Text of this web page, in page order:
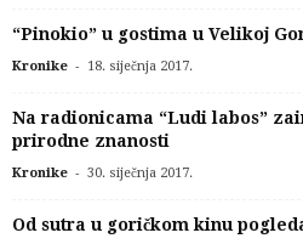
“Pinokio” u gostima u Velikoj
Kronike - 18. siječnja 2017.
Na radionicama “Ludi labos”
prirodne znanosti
Kronike - 30. siječnja 2017.
Od sutra u goričkom kinu